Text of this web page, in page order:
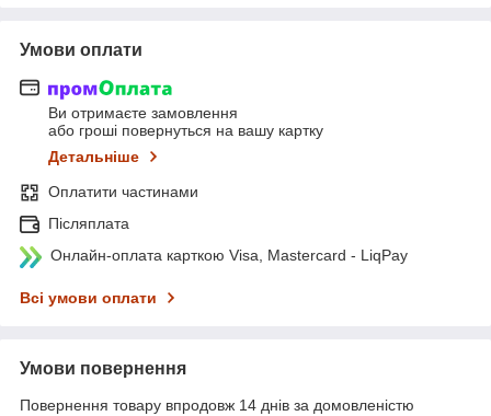
Умови оплати
Ви отримаєте замовлення
або гроші повернуться на вашу картку
Детальніше
Оплатити частинами
Післяплата
Онлайн-оплата карткою Visa, Mastercard - LiqPay
Всі умови оплати
Умови повернення
Повернення товару впродовж 14 днів за домовленістю